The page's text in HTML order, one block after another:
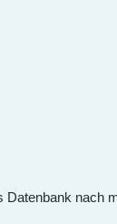
Datenbank nach